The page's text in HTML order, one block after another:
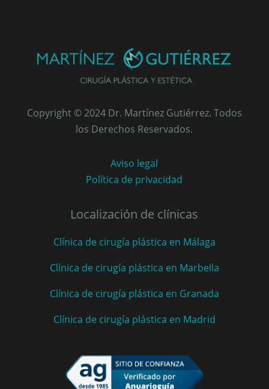
Copyright © 2024 Dr. Martínez Gutiérrez. Todos
los Derechos Reservados.
Aviso legal
Política de privacidad
Localización de clínicas
Clínica de cirugía plástica en Málaga
Clínica de cirugía plástica en Marbella
Clínica de cirugía plástica en Granada
Clínica de cirugía plástica en Madrid